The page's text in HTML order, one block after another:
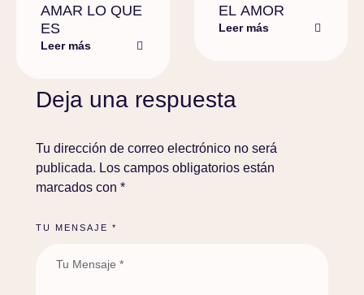
AMAR LO QUE
ES
Leer más
EL AMOR
Leer más
Deja una respuesta
Tu dirección de correo electrónico no será
publicada. Los campos obligatorios están
marcados con *
TU MENSAJE *